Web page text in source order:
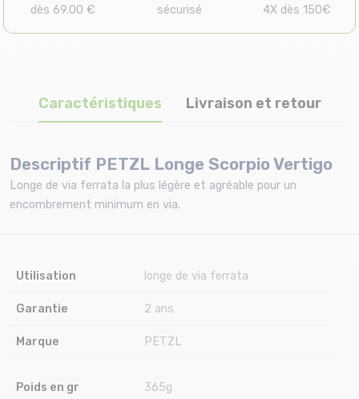
dès 69.00 €
sécurisé
4X dès 150€
Caractéristiques Livraison et retour
Descriptif PETZL Longe Scorpio Vertigo
Longe de via ferrata la plus légère et agréable pour un
encombrement minimum en via.
Utilisation longe de via ferrata
Garantie 2 ans
Marque PETZL
Poids en gr 365g